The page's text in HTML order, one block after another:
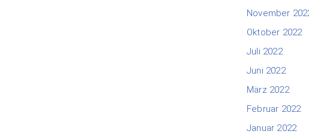
November
Oktober 2022
Juli 2022
Juni 2022
März 2022
Februar 2022
Januar 2022